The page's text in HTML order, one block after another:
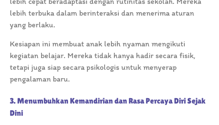
lebih terbuka dalam berinteraksi dan menerima aturan
yang berlaku.
Kesiapan ini membuat anak lebih nyaman mengikuti
kegiatan belajar. Mereka tidak hanya hadir secara fisik,
tetapi juga siap secara psikologis untuk menyerap
pengalaman baru.
3. Menumbuhkan Kemandirian dan Rasa Percaya Diri Sejak
Dini